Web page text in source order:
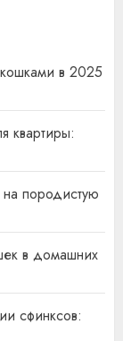
в 2025
квартиры:
породистую
в домашних
сфинксов: